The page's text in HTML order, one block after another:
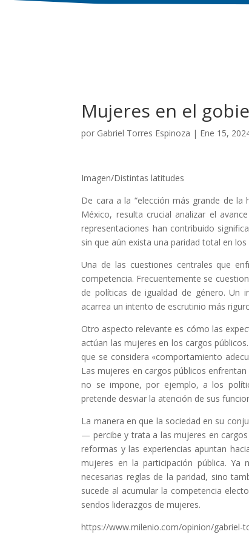
Mujeres en el
por Gabriel Torres Espinoza | Ene 15,
Imagen/Distintas latitudes
De cara a la “elección más grande de
México, resulta crucial analizar el
representaciones han contribuido
sin que aún exista una paridad total en
Una de las cuestiones centrales que
competencia. Frecuentemente se
de políticas de igualdad de género. Un
acarrea un intento de escrutinio más
Otro aspecto relevante es cómo las
actúan las mujeres en los cargos
que se considera «comportamiento
Las mujeres en cargos públicos
no se impone, por ejemplo, a los
pretende desviar la atención de sus
La manera en que la sociedad en su
— percibe y trata a las mujeres en
reformas y las experiencias apuntan
mujeres en la participación pública.
necesarias reglas de la paridad, sino
sucede al acumular la competencia
sendos liderazgos de mujeres.
https://www.milenio.com/opinion/gabriel-